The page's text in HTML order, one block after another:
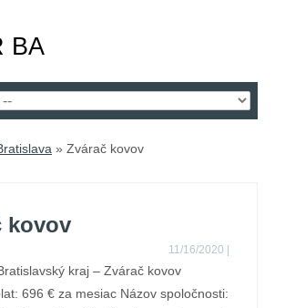
BA
» Zvárač kovov
kovov
11/16/2020
kraj – Zvárač kovov
696 € za mesiac Názov spoločnosti: